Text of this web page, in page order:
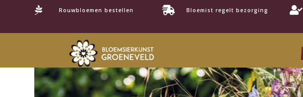
 Rouwbloemen bestellen  Bloemist regelt bezorging 